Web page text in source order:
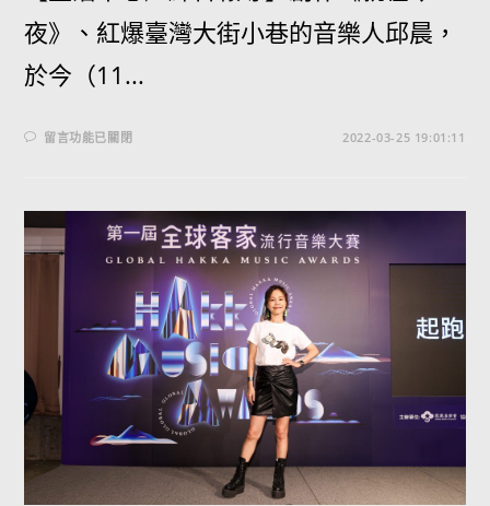
夜》、紅爆臺灣大街小巷的音樂人邱晨，
於今（11...
留言功能已關閉 2022-03-25 19:01:11